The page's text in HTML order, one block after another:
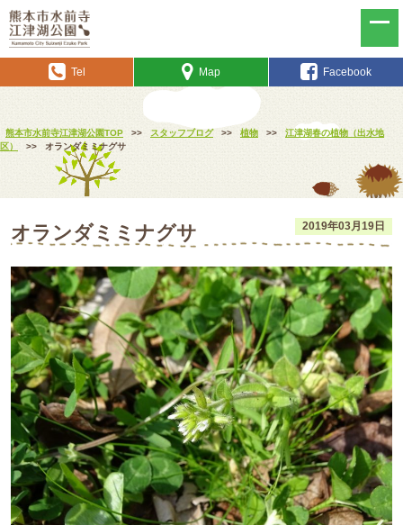
Tel Map Facebook
熊本市水前寺江津湖公園TOP >> スタッフブログ >> 植物 >>
江津湖春の植物（出水地
区）
>> オランダミミナグサ
2019年03月19日
オランダミミナグサ